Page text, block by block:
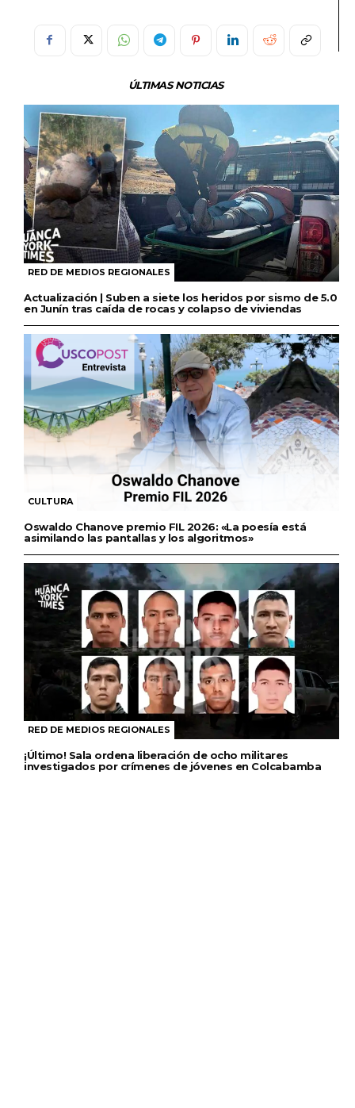
ÚLTIMAS NOTICIAS
RED DE MEDIOS REGIONALES
Actualización | Suben a siete los heridos por sismo de 5.0
en Junín tras caída de rocas y colapso de viviendas
CULTURA
Oswaldo Chanove premio FIL 2026: «La poesía está
asimilando las pantallas y los algoritmos»
RED DE MEDIOS REGIONALES
¡Último! Sala ordena liberación de ocho militares
investigados por crímenes de jóvenes en Colcabamba